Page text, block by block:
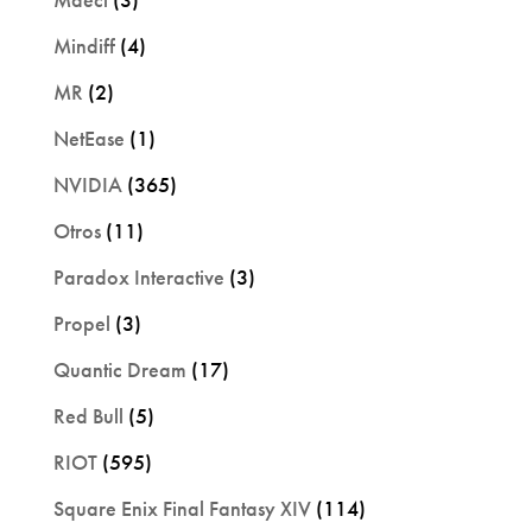
Mindiff(4)
MR (2)
NetEase (1)
NVIDIA(365)
Otros(11)
Paradox Interactive (3)
Propel (3)
Quantic Dream (17)
Red Bull (5)
RIOT(595)
Square Enix Final Fantasy XIV(114)